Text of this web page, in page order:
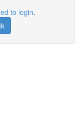
to login.